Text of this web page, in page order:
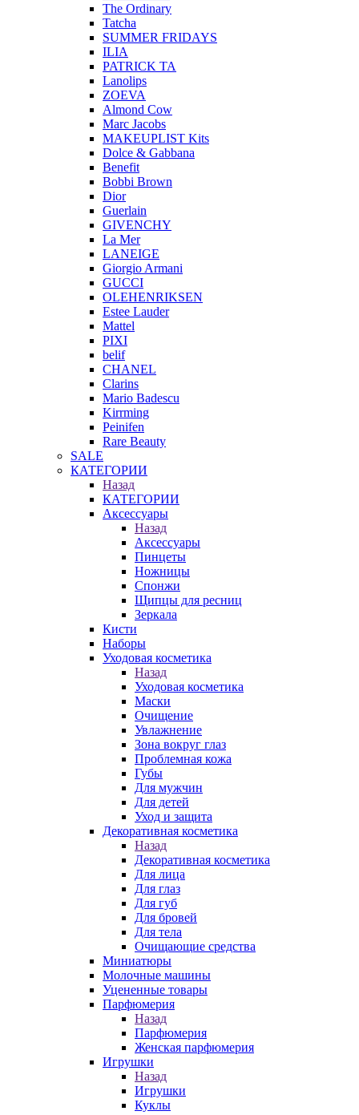
The Ordinary
Tatcha
SUMMER FRIDAYS
ILIA
PATRICK TA
Lanolips
ZOEVA
Almond Cow
Marc Jacobs
MAKEUPLIST Kits
Dolce & Gabbana
Benefit
Bobbi Brown
Dior
Guerlain
GIVENCHY
La Mer
LANEIGE
Giorgio Armani
GUCCI
OLEHENRIKSEN
Estee Lauder
Mattel
PIXI
belif
CHANEL
Clarins
Mario Badescu
Kirrming
Peinifen
Rare Beauty
SALE
КАТЕГОРИИ
Назад
КАТЕГОРИИ
Аксессуары
Назад
Аксессуары
Пинцеты
Ножницы
Спонжи
Щипцы для ресниц
Зеркала
Кисти
Наборы
Уходовая косметика
Назад
Уходовая косметика
Маски
Очищение
Увлажнение
Зона вокруг глаз
Проблемная кожа
Губы
Для мужчин
Для детей
Уход и защита
Декоративная косметика
Назад
Декоративная косметика
Для лица
Для глаз
Для губ
Для бровей
Для тела
Очищающие средства
Миниатюры
Молочные машины
Уцененные товары
Парфюмерия
Назад
Парфюмерия
Женская парфюмерия
Игрушки
Назад
Игрушки
Куклы